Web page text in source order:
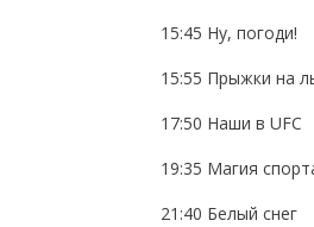
15:45 Ну, погоди!
15:55 Прыжки на
17:50 Наши в UFC
19:35 Магия
21:40 Белый снег